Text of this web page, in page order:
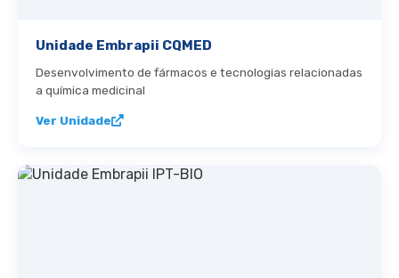
Unidade Embrapii CQMED
Desenvolvimento de fármacos e tecnologias relacionadas
a química medicinal
Ver Unidade